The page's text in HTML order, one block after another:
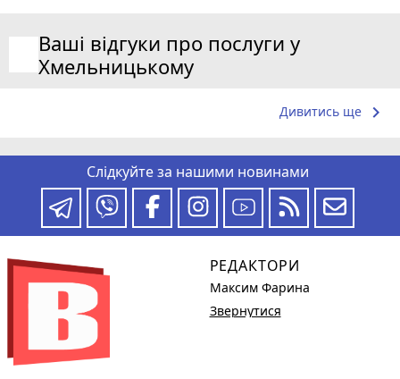
Ваші відгуки про послуги у
Хмельницькому
Дивитись ще keyboard_arrow_right
Слідкуйте за нашими новинами
РЕДАКТОРИ
Максим Фарина
Звернутися